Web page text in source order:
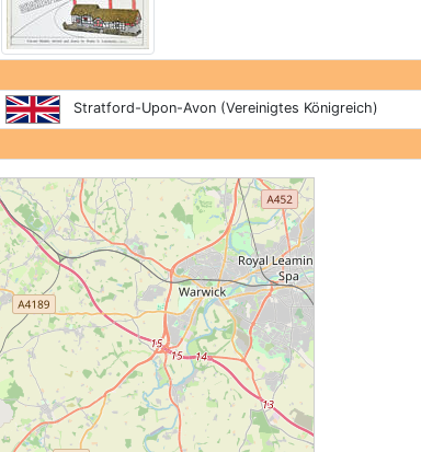
Stratford-Upon-Avon (Vereinigtes Königreich)